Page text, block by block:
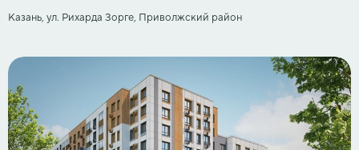
Казань, ул. Рихарда Зорге, Приволжский район